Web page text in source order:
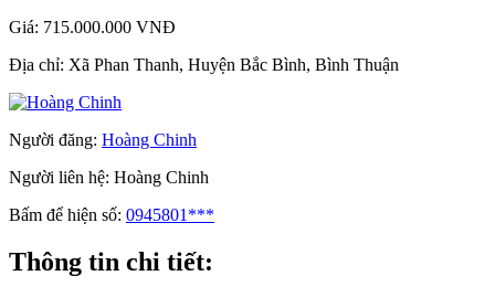
Giá: 715.000.000 VNĐ
Địa chỉ: Xã Phan Thanh, Huyện Bắc Bình, Bình Thuận
Người đăng: Hoàng Chinh
Người liên hệ: Hoàng Chinh
Bấm để hiện số: 0945801***
Thông tin chi tiết: